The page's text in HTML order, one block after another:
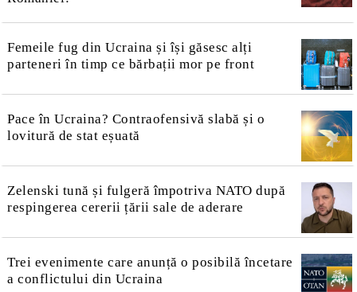
Femeile fug din Ucraina și își găsesc alți
parteneri în timp ce bărbații mor pe front
Pace în Ucraina? Contraofensivă slabă și o
lovitură de stat eșuată
Zelenski tună și fulgeră împotriva NATO după
respingerea cererii țării sale de aderare
Trei evenimente care anunță o posibilă încetare
a conflictului din Ucraina